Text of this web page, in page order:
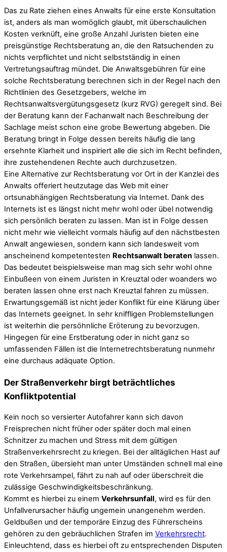
Das zu Rate ziehen eines Anwalts für eine erste Konsultation
ist, anders als man womöglich glaubt, mit überschaulichen
Kosten verknüft, eine große Anzahl Juristen bieten eine
preisgünstige Rechtsberatung an, die den Ratsuchenden zu
nichts verpflichtet und nicht selbstständig in einen
Vertretungsauftrag mündet. Die Anwaltsgebühren für eine
solche Rechtsberatung berechnen sich in der Regel nach den
Richtlinien des Gesetzgebers, welche im
Rechtsanwaltsvergütungsgesetz (kurz RVG) geregelt sind. Bei
der Beratung kann der Fachanwalt nach Beschreibung der
Sachlage meist schon eine grobe Bewertung abgeben. Die
Beratung bringt in Folge dessen bereits häufig die lang
ersehnte Klarheit und inspiriert alle die sich im Recht befinden,
ihre zustehendenen Rechte auch durchzusetzen.
Eine Alternative zur Rechtsberatung vor Ort in der Kanzlei des
Anwalts offeriert heutzutage das Web mit einer
ortsunabhängigen Rechtsberatung via Internet. Dank des
Internets ist es längst nicht mehr wohl oder übel notwendig
sich persönlich beraten zu lassen. Man ist in Folge dessen
nicht mehr wie vielleicht vormals häufig auf den nächstbesten
Anwalt angewiesen, sondern kann sich landesweit vom
anscheinend kompetentesten Rechtsanwalt beraten lassen.
Das bedeutet beispielsweise man mag sich sehr wohl ohne
Einbußeen von einem Juristen in Kreuztal oder woanders wo
beraten lassen ohne erst nach Kreuztal fahren zu müssen.
Erwartungsgemäß ist nicht jeder Konflikt für eine Klärung über
das Internets geeignet. In sehr kniffligen Problemstellungen
ist weiterhin die persöhnliche Eröterung zu bevorzugen.
Hingegen für eine Erstberatung oder in nicht ganz so
umfassenden Fällen ist die Internetrechtsberatung nunmehr
eine durchaus adäquate Option.
Der Straßenverkehr birgt beträchtliches
Konfliktpotential
Kein noch so versierter Autofahrer kann sich davon
Freisprechen nicht früher oder später doch mal einen
Schnitzer zu machen und Stress mit dem gültigen
Straßenverkehrsrecht zu kriegen. Bei der alltäglichen Hast auf
den Straßen, übersieht man unter Umständen schnell mal eine
rote Verkehrsampel, fährt zu nah auf oder überschreit die
zulässige Geschwindigkeitsbeschränkung.
Kommt es hierbei zu einem Verkehrsunfall, wird es für den
Unfallverursacher häufig ungemein unangenehm werden.
Geldbußen und der temporäre Einzug des Führerscheins
gehören zu den gebräuchlichen Strafen im Verkehrsrecht.
Einleuchtend, dass es hierbei oft zu entsprechenden Disputen